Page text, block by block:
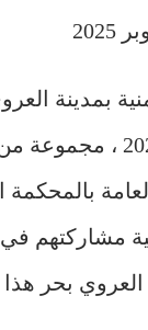
بمدينة
الجمعة 3 اكتوبر 2025
بالمحكمة
مشاركتهم
العروي بحر هذا